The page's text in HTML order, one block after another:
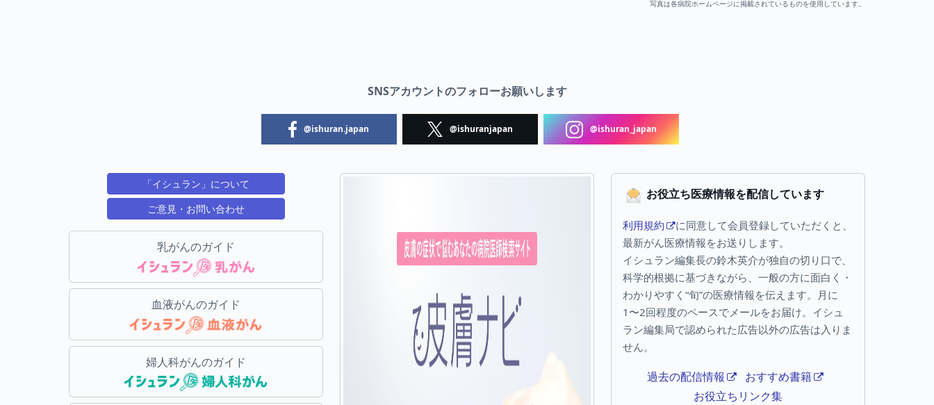
写真は各病院ホームページに掲載されているものを使用しています。
SNSアカウントのフォローお願いします
@ishuran.japan @ishuranjapan @ishuran_japan
お役立ち医療情報を配信しています
利用規約
に同意して会員登録していただくと、
最新がん医療情報をお送りします。
イシュラン編集長の鈴木英介が独自の切り口で、
科学的根拠に基づきながら、一般の方に面白く・
わかりやすく“旬”の医療情報を伝えます。月に
1〜2回程度のペースでメールをお届け。イシュ
ラン編集局で認められた広告以外の広告は入りま
せん。
過去の配信情報
おすすめ書籍
お役立ちリンク集
「イシュラン」について
ご意見・お問い合わせ
乳がんのガイド
血液がんのガイド
婦人科がんのガイド